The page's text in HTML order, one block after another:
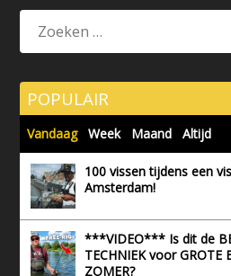
POPULAIR
Vandaag Week Maand Altijd
100 vissen tijdens een
Amsterdam!
***VIDEO*** Is dit de
TECHNIEK voor GROTE
ZOMER?